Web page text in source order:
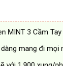
₫.
MINT 3 Cầm Tay
mang đi mọi